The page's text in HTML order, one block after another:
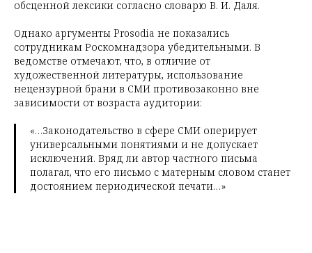
обсценной лексики согласно словарю В. И. Даля.
Однако аргументы Prosodia не показались
сотрудникам Роскомнадзора убедительными. В
ведомстве отмечают, что, в отличие от
художественной литературы, использование
нецензурной брани в СМИ противозаконно вне
зависимости от возраста аудитории:
«…Законодательство в сфере СМИ оперирует
универсальными понятиями и не допускает
исключений. Вряд ли автор частного письма
полагал, что его письмо с матерным словом станет
достоянием периодической печати…»